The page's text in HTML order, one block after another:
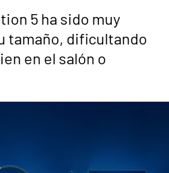
5 ha sido muy
tamaño, dificultando
en el salón o